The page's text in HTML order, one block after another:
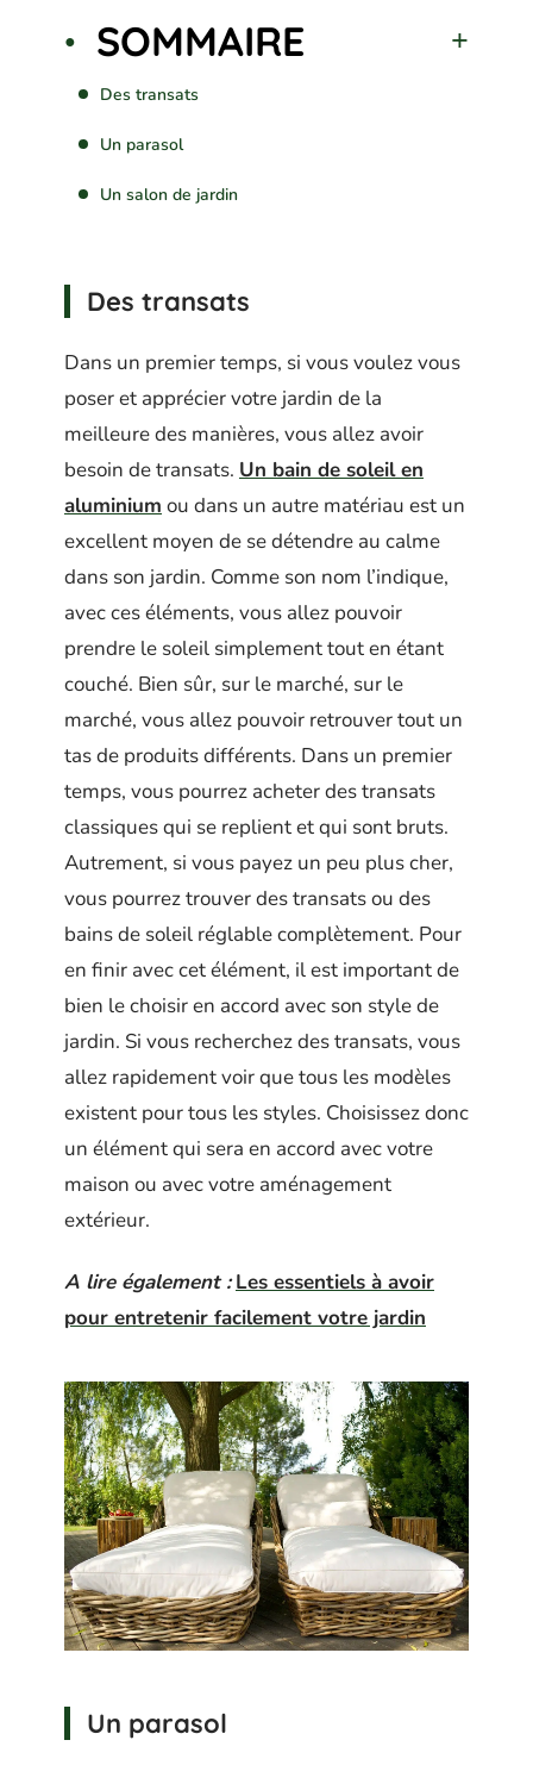
SOMMAIRE
Des transats
Un parasol
Un salon de jardin
Des transats
Dans un premier temps, si vous voulez vous
poser et apprécier votre jardin de la
meilleure des manières, vous allez avoir
besoin de transats. Un bain de soleil en
aluminium ou dans un autre matériau est un
excellent moyen de se détendre au calme
dans son jardin. Comme son nom l’indique,
avec ces éléments, vous allez pouvoir
prendre le soleil simplement tout en étant
couché. Bien sûr, sur le marché, sur le
marché, vous allez pouvoir retrouver tout un
tas de produits différents. Dans un premier
temps, vous pourrez acheter des transats
classiques qui se replient et qui sont bruts.
Autrement, si vous payez un peu plus cher,
vous pourrez trouver des transats ou des
bains de soleil réglable complètement. Pour
en finir avec cet élément, il est important de
bien le choisir en accord avec son style de
jardin. Si vous recherchez des transats, vous
allez rapidement voir que tous les modèles
existent pour tous les styles. Choisissez donc
un élément qui sera en accord avec votre
maison ou avec votre aménagement
extérieur.
A lire également : Les essentiels à avoir
pour entretenir facilement votre jardin
Un parasol